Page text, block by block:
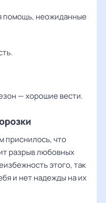
помощь, неожиданные
— хорошие вести.
приснилось, что
разрыв любовных
этого, так
и нет надежды на их